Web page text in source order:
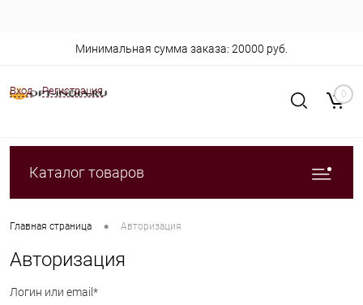
Вход Регистрация
Минимальная сумма заказа: 20000 руб.
0
Каталог товаров
Главная страница • Авторизация
Авторизация
Логин или email*